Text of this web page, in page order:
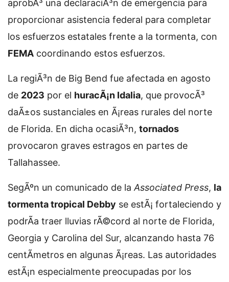
aprobÃ³ una declaraciÃ³n de emergencia para
proporcionar asistencia federal para completar
los esfuerzos estatales frente a la tormenta, con
FEMA coordinando estos esfuerzos.
La regiÃ³n de Big Bend fue afectada en agosto
de 2023 por el huracÃ¡n Idalia, que provocÃ³
daÃ±os sustanciales en Ã¡reas rurales del norte
de Florida. En dicha ocasiÃ³n, tornados
provocaron graves estragos en partes de
Tallahassee.
SegÃºn un comunicado de la Associated Press, la
tormenta tropical Debby se estÃ¡ fortaleciendo y
podrÃ­a traer lluvias rÃ©cord al norte de Florida,
Georgia y Carolina del Sur, alcanzando hasta 76
centÃ­metros en algunas Ã¡reas. Las autoridades
estÃ¡n especialmente preocupadas por los